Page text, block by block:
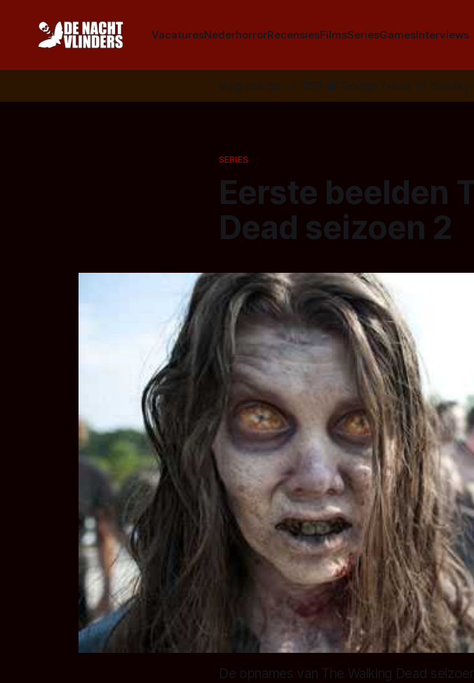
VacaturesNederhorrorRecensiesFilmsSeriesGamesInterviews
Volg ons op: 📣 RSS 📰 Google News 🦋 Bluesky
SERIES
Eerste beelden
Dead seizoen 2
De opnames van The Walking Dead